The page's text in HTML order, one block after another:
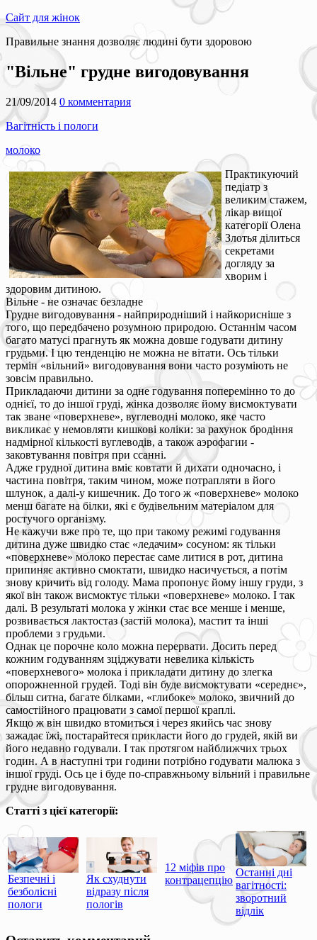
Сайт для жінок
Правильне знання дозволяє людині бути здоровою
"Вільне" грудне вигодовування
21/09/2014 0 комментария
Вагітність і пологи
молоко
Практикуючий
педіатр з
великим стажем,
лікар вищої
категорії Олена
Злотья ділиться
секретами
догляду за
хворим і
здоровим дитиною.
Вільне - не означає безладне
Грудне вигодовування - найприродніший і найкорисніше з
того, що передбачено розумною природою. Останнім часом
багато матусі прагнуть як можна довше годувати дитину
грудьми. І цю тенденцію не можна не вітати. Ось тільки
термін «вільний» вигодовування вони часто розуміють не
зовсім правильно.
Прикладаючи дитини за одне годування поперемінно то до
однієї, то до іншої груді, жінка дозволяє йому висмоктувати
так зване «поверхневе», вуглеводні молоко, яке часто
викликає у немовляти кишкові коліки: за рахунок бродіння
надмірної кількості вуглеводів, а також аэрофагии -
заковтування повітря при ссанні.
Адже грудної дитина вміє ковтати й дихати одночасно, і
частина повітря, таким чином, може потрапляти в його
шлунок, а далі-у кишечник. До того ж «поверхневе» молоко
менш багате на білки, які є будівельним матеріалом для
ростучого організму.
Не кажучи вже про те, що при такому режимі годування
дитина дуже швидко стає «ледачим» сосуном: як тільки
«поверхневе» молоко перестає саме литися в рот, дитина
припиняє активно смоктати, швидко насичується, а потім
знову кричить від голоду. Мама пропонує йому іншу груди, з
якої він також висмоктує тільки «поверхневе» молоко. І так
далі. В результаті молока у жінки стає все менше і менше,
розвивається лактостаз (застій молока), мастит та інші
проблеми з грудьми.
Однак це порочне коло можна перервати. Досить перед
кожним годуванням зціджувати невелика кількість
«поверхневого» молока і прикладати дитину до злегка
опорожненной грудей. Тоді він буде висмоктувати «середнє»,
більш ситна, багате білками, «глибоке» молоко, звичний до
самостійного працювати з самої першої краплі.
Якщо ж він швидко втомиться і через якийсь час знову
зажадає їжі, постарайтеся прикласти його до грудей, якій ви
його недавно годували. І так протягом найближчих трьох
годин. А в наступні три години потрібно годувати малюка з
іншої груді. Ось це і буде по-справжньому вільний і правильне
грудне вигодовування.
Статті з цієї категорії:
Безпечні і
безболісні
пологи
Як схуднути
відразу після
пологів
12 міфів про
контрацепцію
Останні дні
вагітності:
зворотний
відлік